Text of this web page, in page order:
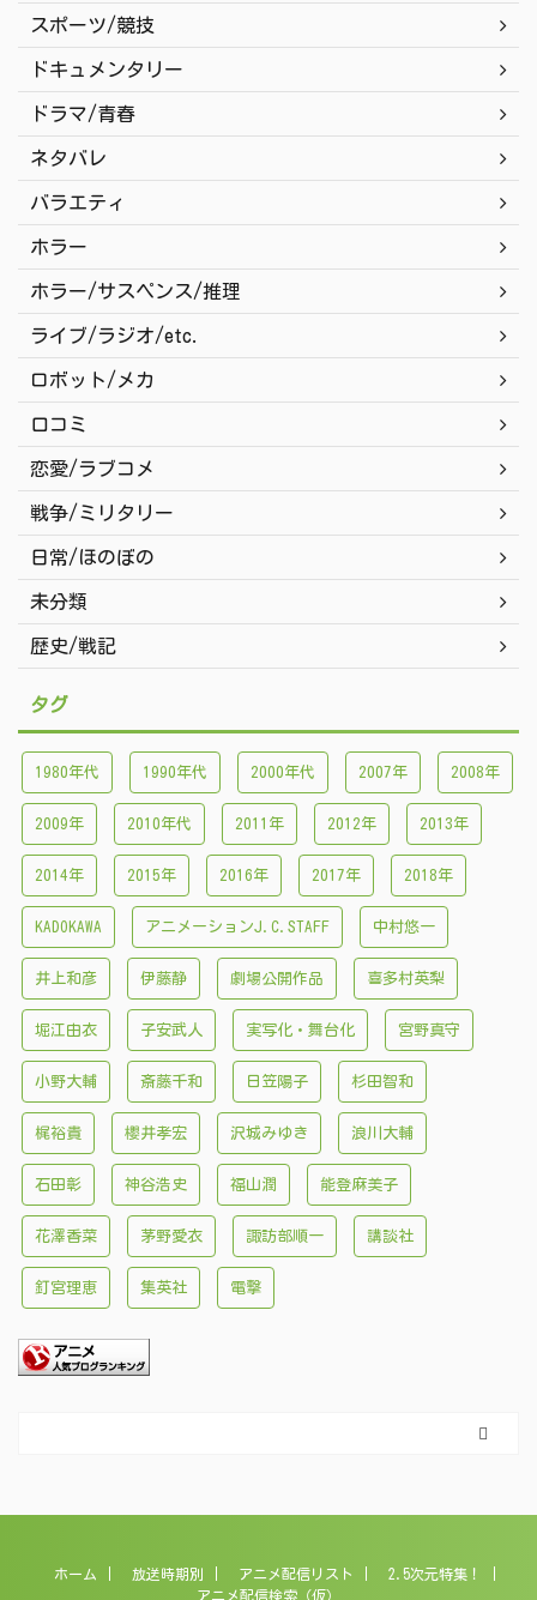
スポーツ/競技
ドキュメンタリー
ドラマ/青春
ネタバレ
バラエティ
ホラー
ホラー/サスペンス/推理
ライブ/ラジオ/etc.
ロボット/メカ
口コミ
恋愛/ラブコメ
戦争/ミリタリー
日常/ほのぼの
未分類
歴史/戦記
タグ
1980年代 1990年代 2000年代 2007年 2008年
2009年 2010年代 2011年 2012年 2013年
2014年 2015年 2016年 2017年 2018年
KADOKAWA アニメーションJ.C.STAFF 中村悠一
井上和彦 伊藤静 劇場公開作品 喜多村英梨
堀江由衣 子安武人 実写化・舞台化 宮野真守
小野大輔 斎藤千和 日笠陽子 杉田智和
梶裕貴 櫻井孝宏 沢城みゆき 浪川大輔
石田彰 神谷浩史 福山潤 能登麻美子
花澤香菜 茅野愛衣 諏訪部順一 講談社
釘宮理恵 集英社 電撃
ホーム 放送時期別 アニメ配信リスト
2.5次元特集！
アニメ配信検索（仮）